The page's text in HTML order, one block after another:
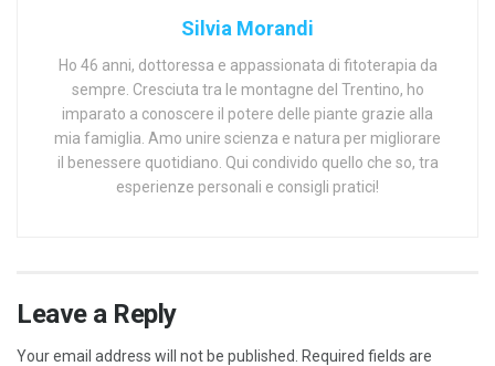
Silvia Morandi
Ho 46 anni, dottoressa e appassionata di fitoterapia da
sempre. Cresciuta tra le montagne del Trentino, ho
imparato a conoscere il potere delle piante grazie alla
mia famiglia. Amo unire scienza e natura per migliorare
il benessere quotidiano. Qui condivido quello che so, tra
esperienze personali e consigli pratici!
Leave a Reply
Your email address will not be published. Required fields are